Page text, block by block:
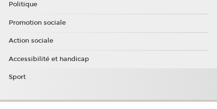
Politique
Promotion sociale
Action sociale
Accessibilité et handicap
Sport